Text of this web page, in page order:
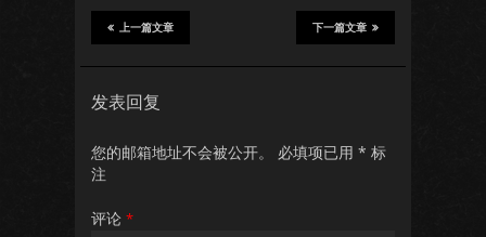
下一篇文章
上一篇文章
发表回复
您的邮箱地址不会被公开。 必填项已用 * 标
注
评论 *